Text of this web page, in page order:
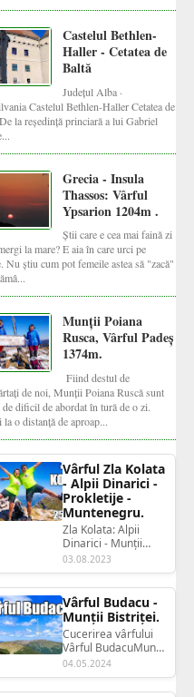
Castelul Bethlen-
Haller - Cetatea de
Baltă
Județul Alba ·
Castelul Bethlen-Haller Cetatea de
la reședință princiară a lui Gabriel
Grecia - Insula
Thassos: Vârful
Ypsarion 1204m .
Știi care e cea mai faină zi
la mare? E aia în care urci pe
Nu știu cum pot femeile astea să "zacă"
Munții Poiana
Rusca, Vârful Padeș
1374m.
Fiind destul de
de noi, Munții Poiana Ruscă sunt
de dificil de abordat în tură de o zi.
la o distanță de aproap...
Vârful Zla Kolata
- Alpii Dinarici -
Prokletije -
Muntenegru.
Zla Kolata: Alpii
Dinarici - Munții
Prokletije - Legenda
Munților Blestemați.
Alpii Dina...
03.08.2023
Vârful Budacu -
Munții Bistriței.
Cucerirea vârfului
Vârful BudacuMunții
Bistriței Aventură în
Munți...
04.05.2024